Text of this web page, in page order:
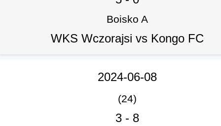
Boisko A
WKS Wczorajsi vs Kongo FC
2024-06-08
(24)
3 - 8